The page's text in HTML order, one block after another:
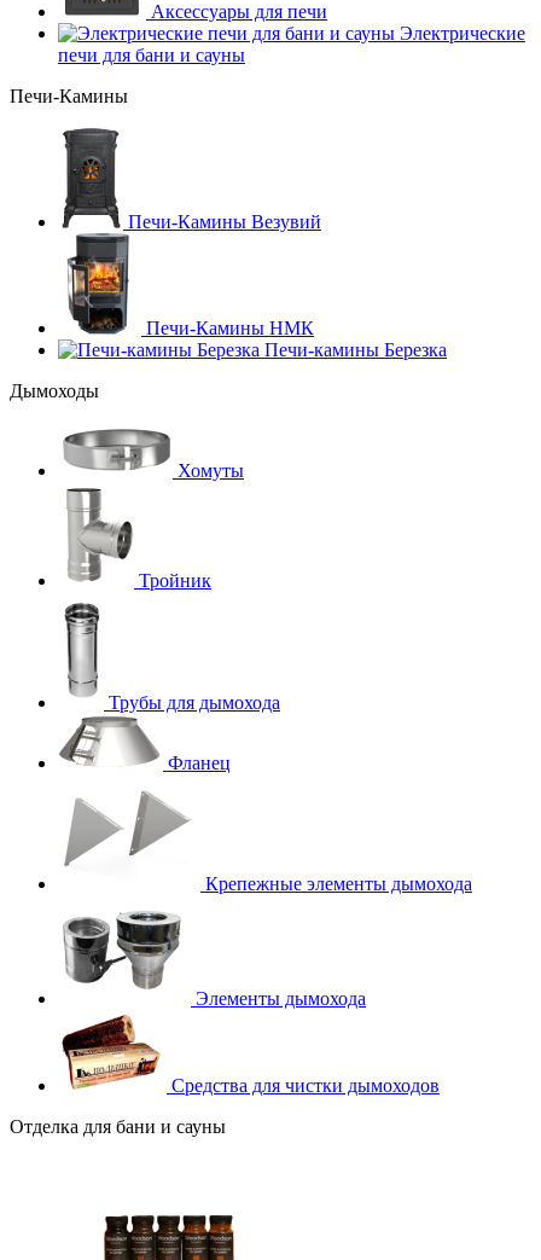
Аксессуары для печи
Электрические
печи для бани и сауны
Печи-Камины
Печи-Камины Везувий
Печи-Камины НМК
Печи-камины Березка
Дымоходы
Хомуты
Тройник
Трубы для дымохода
Фланец
Крепежные элементы дымохода
Элементы дымохода
Средства для чистки дымоходов
Отделка для бани и сауны